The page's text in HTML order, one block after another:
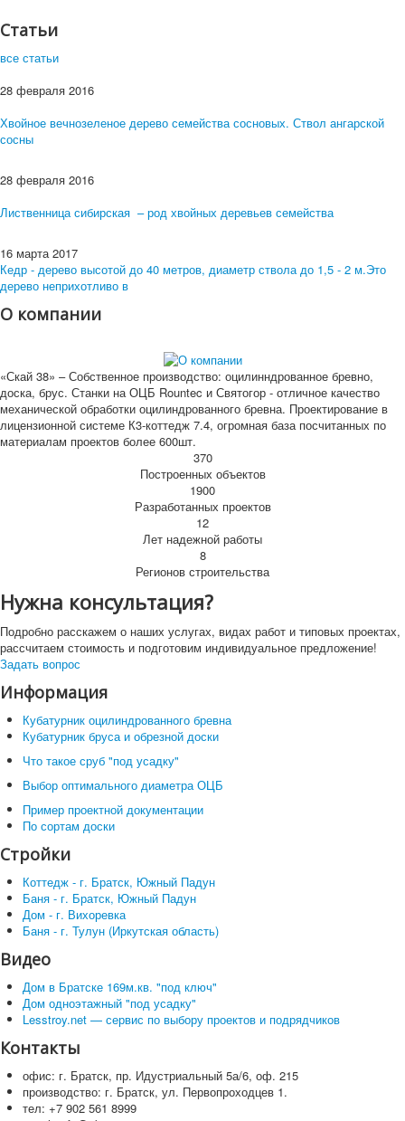
Статьи
все статьи
28 февраля 2016
Хвойное вечнозеленое дерево семейства сосновых. Ствол ангарской
сосны
28 февраля 2016
Лиственница сибирская – род хвойных деревьев семейства
16 марта 2017
Кедр - дерево высотой до 40 метров, диаметр ствола до 1,5 - 2 м.Это
дерево неприхотливо в
О компании
«Скай 38» – Собственное производство: оцилинндрованное бревно,
доска, брус. Станки на ОЦБ Rountec и Святогор - отличное качество
механической обработки оцилиндрованного бревна. Проектирование в
лицензионной системе К3-коттедж 7.4, огромная база посчитанных по
материалам проектов более 600шт.
370
Построенных объектов
1900
Разработанных проектов
12
Лет надежной работы
8
Регионов строительства
Нужна консультация?
Подробно расскажем о наших услугах, видах работ и типовых проектах,
рассчитаем стоимость и подготовим индивидуальное предложение!
Задать вопрос
Информация
Кубатурник оцилиндрованного бревна
Кубатурник бруса и обрезной доски
Что такое сруб "под усадку"
Выбор оптимального диаметра ОЦБ
Пример проектной документации
По сортам доски
Стройки
Коттедж - г. Братск, Южный Падун
Баня - г. Братск, Южный Падун
Дом - г. Вихоревка
Баня - г. Тулун (Иркутская область)
Видео
Дом в Братске 169м.кв. "под ключ"
Дом одноэтажный "под усадку"
Lesstroy.net — сервис по выбору проектов и подрядчиков
Контакты
офис: г. Братск, пр. Идустриальный 5а/6, оф. 215
производство: г. Братск, ул. Первопроходцев 1.
тел: +7 902 561 8999